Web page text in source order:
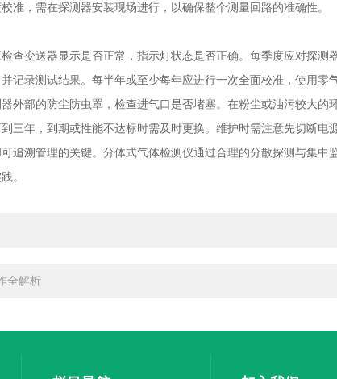
，需在探测器安装现场进行，以确保整个测量回路的准确性。
变送器显示是否正常，指示灯状态是否正确。每季度应对探测
记录测试结果。每半年或至少每年应进行一次全面校准，使用
外部的防尘防虫罩，检查进气口是否堵塞。在粉尘或油污较大
三年，到期或性能不达标时需及时更换。维护时需注意先切断
追溯管理的关键。分体式气体检测仪通过合理的分散探测与集
。
全解析